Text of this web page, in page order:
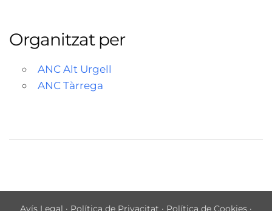
Organitzat per
ANC Alt Urgell
ANC Tàrrega
Avís Legal · Política de Privacitat · Política de Cookies ·